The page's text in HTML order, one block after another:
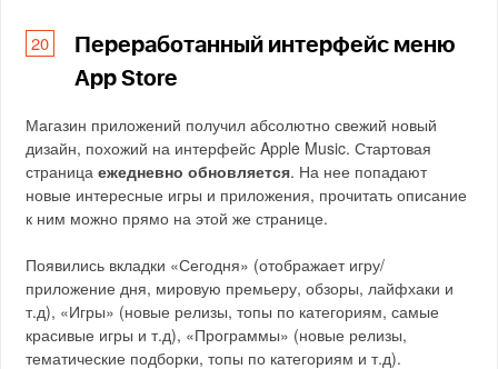
Переработанный интерфейс меню
App Store
Магазин приложений получил абсолютно свежий новый
дизайн, похожий на интерфейс Apple Music. Стартовая
страницаежедневно обновляется. На нее попадают
новые интересные игры и приложения, прочитать описание
к ним можно прямо на этой же странице.
Появились вкладки «Сегодня» (отображает игру/
приложение дня, мировую премьеру, обзоры, лайфхаки и
т.д), «Игры» (новые релизы, топы по категориям, самые
красивые игры и т.д), «Программы» (новые релизы,
тематические подборки, топы по категориям и т.д).